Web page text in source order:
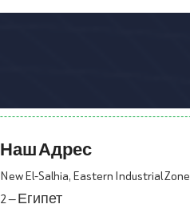
Наш Адрес
New El-Salhia, Eastern Industrial Zone
2 — Египет